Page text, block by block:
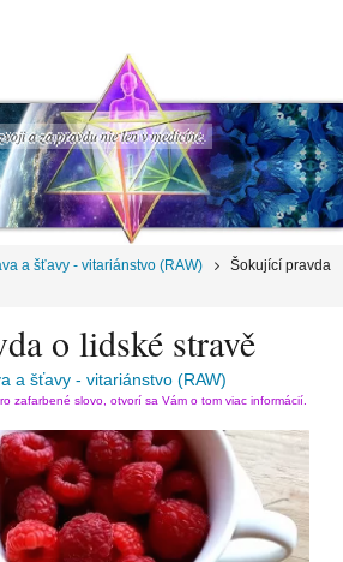
a za pravdu nie len v medicíne.
a šťavy - vitariánstvo (RAW)
Šokující pravda
o lidské stravě
a šťavy - vitariánstvo (RAW)
zafarbené slovo, otvorí sa Vám o tom viac informácií.